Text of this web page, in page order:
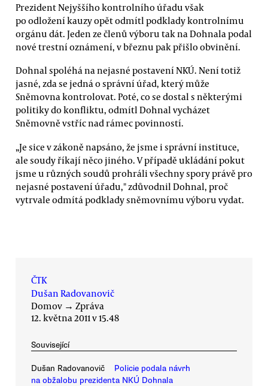
Prezident Nejyššího kontrolního úřadu však
po odložení kauzy opět odmítl podklady kontrolnímu
orgánu dát. Jeden ze členů výboru tak na Dohnala podal
nové trestní oznámení, v březnu pak přišlo obvinění.
Dohnal spoléhá na nejasné postavení NKÚ. Není totiž
jasné, zda se jedná o správní úřad, který může
Sněmovna kontrolovat. Poté, co se dostal s některými
politiky do konfliktu, odmítl Dohnal vycházet
Sněmovně vstříc nad rámec povinností.
„Je sice v zákoně napsáno, že jsme i správní instituce,
ale soudy říkají něco jiného. V případě ukládání pokut
jsme u různých soudů prohráli všechny spory právě pro
nejasné postavení úřadu," zdůvodnil Dohnal, proč
vytrvale odmítá podklady sněmovnímu výboru vydat.
ČTK
Dušan Radovanovič
Domov → Zpráva
12. května 2011 v 15.48
Související
Dušan Radovanovič
Policie podala návrh
na obžalobu prezidenta NKÚ Dohnala